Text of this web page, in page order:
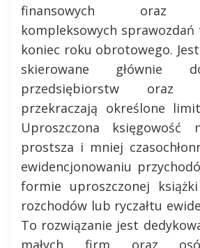
finansowych oraz
kompleksowych sprawozdań
koniec roku obrotowego.
skierowane głównie
przedsiębiorstw
przekraczają określone
Uproszczona księgowość
prostsza i mniej
ewidencjonowaniu
formie uproszczonej
rozchodów lub ryczałtu
To rozwiązanie jest
małych firm oraz